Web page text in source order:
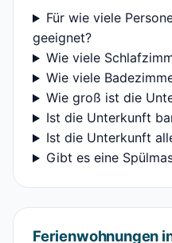
Für wie viele
geeignet?
Wie viele
Wie viele
Wie groß ist die
Ist die Unterkunft
Ist die Unterkunft
Gibt es eine
Ferienwohnungen